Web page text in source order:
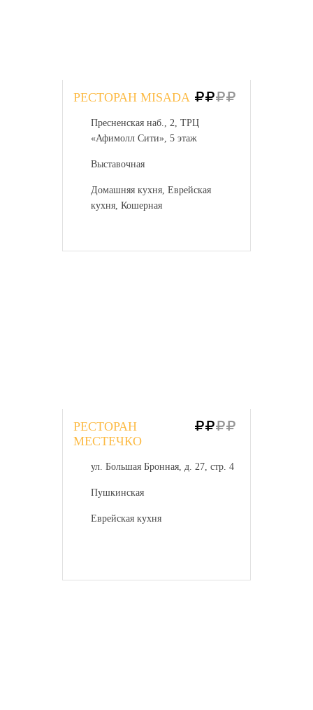
РЕСТОРАН MISADA
Пресненская наб., 2, ТРЦ
«Афимолл Сити», 5 этаж
Выставочная
Домашняя кухня, Еврейская
кухня, Кошерная
РЕСТОРАН
МЕСТЕЧКО
ул. Большая Бронная, д. 27, стр. 4
Пушкинская
Еврейская кухня